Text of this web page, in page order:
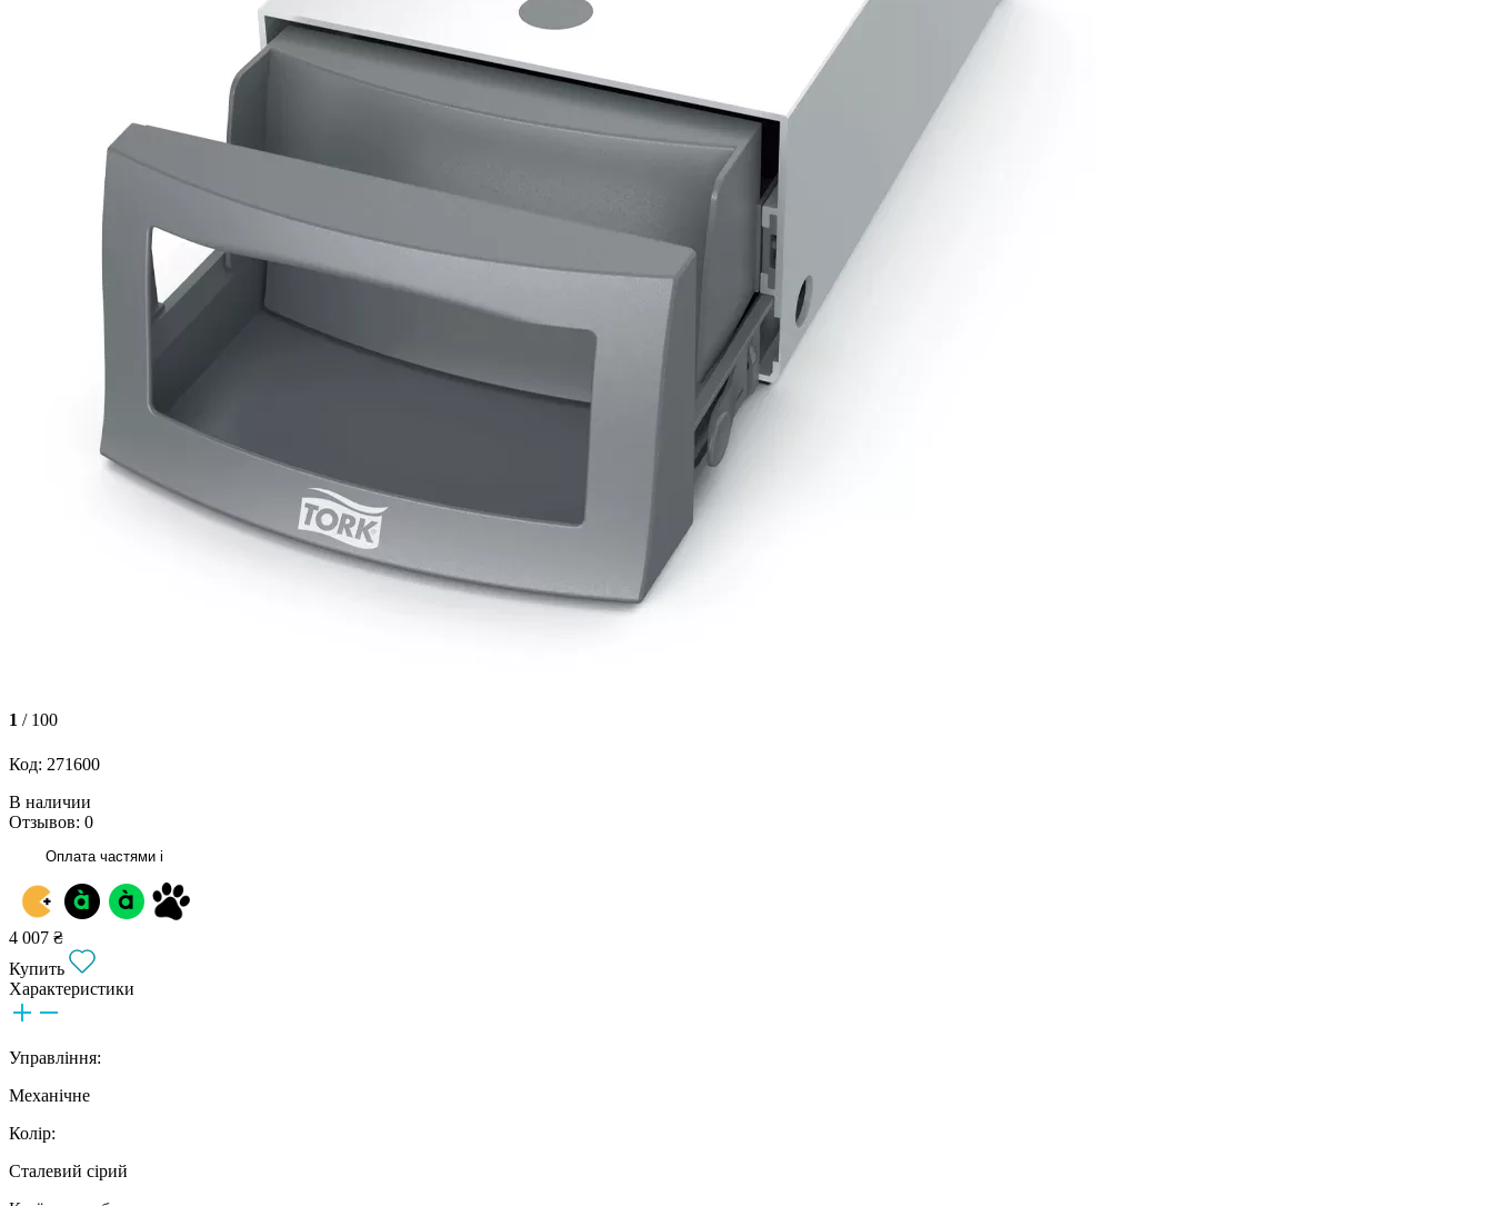
1 / 100
Код: 271600
В наличии
Отзывов: 0
Оплата частями i
4 007 ₴
Купить
Характеристики
Управління:
Механічне
Колір:
Сталевий сірий